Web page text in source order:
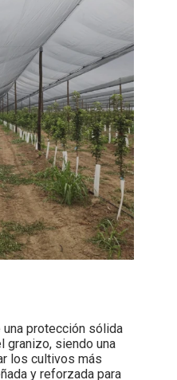
protección sólida
granizo, siendo una
los cultivos más
y reforzada para